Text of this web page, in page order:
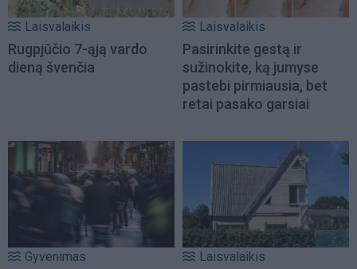
Laisvalaikis
Rugpjūčio 7-ąją vardo
dieną švenčia
Laisvalaikis
Pasirinkite gestą ir
sužinokite, ką jumyse
pastebi pirmiausia, bet
retai pasako garsiai
Gyvenimas Laisvalaikis